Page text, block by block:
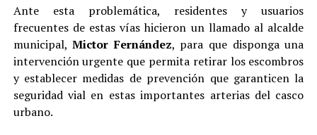
Ante esta problemática, residentes y usuarios
frecuentes de estas vías hicieron un llamado al alcalde
municipal,Mictor Fernández, para que disponga una
intervención urgente que permita retirar los escombros
y establecer medidas de prevención que garanticen la
seguridad vial en estas importantes arterias del casco
urbano.